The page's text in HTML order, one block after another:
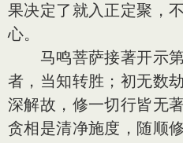
果决定了就入正定聚，
心。
马鸣菩萨接著开示第
者，当知转胜；初无数
深解故，修一切行皆无
贪相是清净施度，随顺